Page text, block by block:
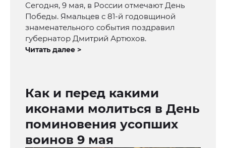
Сегодня, 9 мая, в России отмечают День
Победы. Ямальцев с 81-й годовщиной
знаменательного события поздравил
губернатор Дмитрий Артюхов.
Читать далее >
Как и перед какими
иконами молиться в День
поминовения усопших
воинов 9 мая